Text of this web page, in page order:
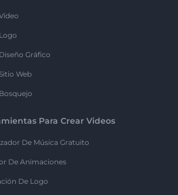
Logo
Diseño Gráfico
Sitio Web
Bosquejo
Para Crear Videos
De Música Gratuito
De Animaciones
De Logo